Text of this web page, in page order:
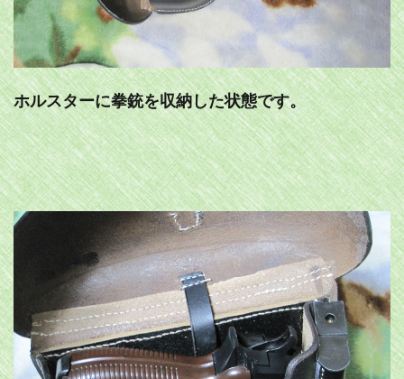
ホルスターに拳銃を収納した状態です。